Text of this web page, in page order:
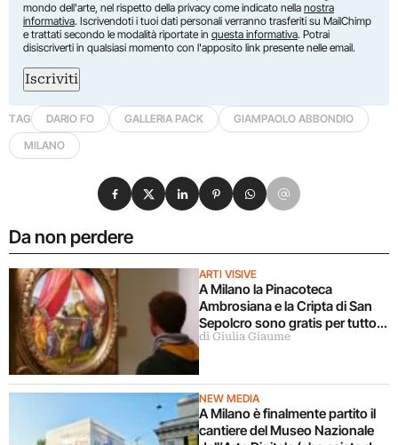
mondo dell'arte, nel rispetto della privacy come indicato nella nostra
informativa. Iscrivendoti i tuoi dati personali verranno trasferiti su MailChimp
e trattati secondo le modalità riportate in questa informativa. Potrai
disiscriverti in qualsiasi momento con l'apposito link presente nelle email.
Iscriviti
TAG DARIO FO GALLERIA PACK
GIAMPAOLO ABBONDIO
MILANO
Da non perdere
ARTI VISIVE
A Milano la Pinacoteca
Ambrosiana e la Cripta di San
Sepolcro sono gratis per tutto
agosto (ma solo per milanesi)
di Giulia Giaume
NEW MEDIA
A Milano è finalmente partito il
cantiere del Museo Nazionale
Condividi su Facebook
Condividi su X
Condividi su LinkedIn
Condividi su Pinterest
Condividi su WhatsApp
Condividi su Email